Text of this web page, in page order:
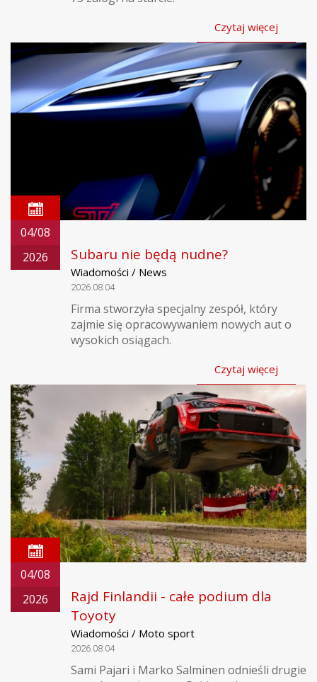
Czytaj więcej
04/08
2026
Subaru nie będą nudne?
Wiadomości / News
2026.08.04
Firma stworzyła specjalny zespół, który
zajmie się opracowywaniem nowych aut o
wysokich osiągach.
Czytaj więcej
04/08
2026
Rajd Finlandii - całe podium dla
Toyoty
Wiadomości / Moto sport
2026.08.04
Sami Pajari i Marko Salminen odnieśli drugie